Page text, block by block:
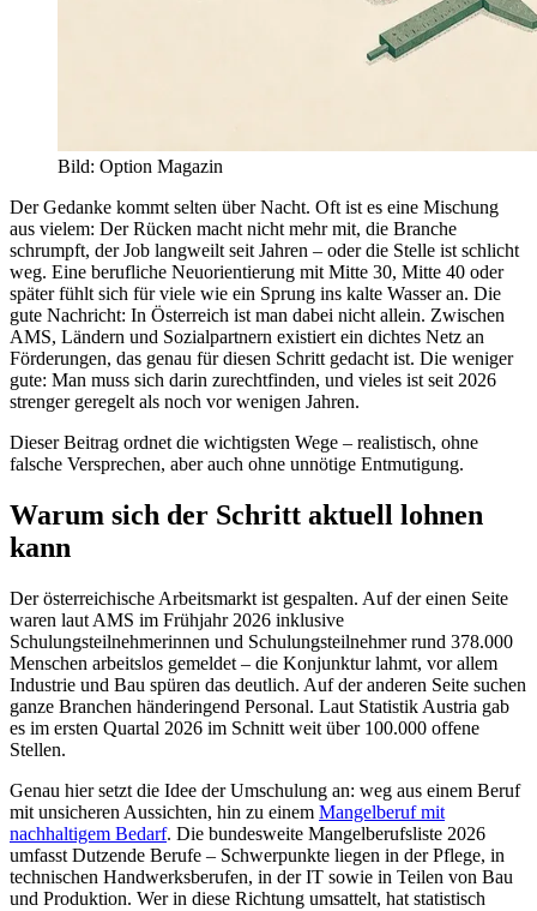
Bild: Option Magazin
Der Gedanke kommt selten über Nacht. Oft ist es eine Mischung
aus vielem: Der Rücken macht nicht mehr mit, die Branche
schrumpft, der Job langweilt seit Jahren – oder die Stelle ist schlicht
weg. Eine berufliche Neuorientierung mit Mitte 30, Mitte 40 oder
später fühlt sich für viele wie ein Sprung ins kalte Wasser an. Die
gute Nachricht: In Österreich ist man dabei nicht allein. Zwischen
AMS, Ländern und Sozialpartnern existiert ein dichtes Netz an
Förderungen, das genau für diesen Schritt gedacht ist. Die weniger
gute: Man muss sich darin zurechtfinden, und vieles ist seit 2026
strenger geregelt als noch vor wenigen Jahren.
Dieser Beitrag ordnet die wichtigsten Wege – realistisch, ohne
falsche Versprechen, aber auch ohne unnötige Entmutigung.
Warum sich der Schritt aktuell lohnen
kann
Der österreichische Arbeitsmarkt ist gespalten. Auf der einen Seite
waren laut AMS im Frühjahr 2026 inklusive
Schulungsteilnehmerinnen und Schulungsteilnehmer rund 378.000
Menschen arbeitslos gemeldet – die Konjunktur lahmt, vor allem
Industrie und Bau spüren das deutlich. Auf der anderen Seite suchen
ganze Branchen händeringend Personal. Laut Statistik Austria gab
es im ersten Quartal 2026 im Schnitt weit über 100.000 offene
Stellen.
Genau hier setzt die Idee der Umschulung an: weg aus einem Beruf
mit unsicheren Aussichten, hin zu einem Mangelberuf mit
nachhaltigem Bedarf. Die bundesweite Mangelberufsliste 2026
umfasst Dutzende Berufe – Schwerpunkte liegen in der Pflege, in
technischen Handwerksberufen, in der IT sowie in Teilen von Bau
und Produktion. Wer in diese Richtung umsattelt, hat statistisch